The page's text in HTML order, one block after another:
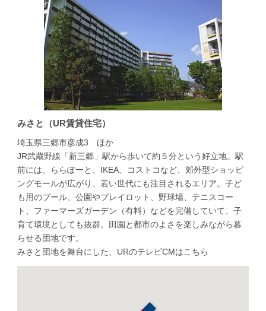
みさと（UR賃貸住宅）
埼玉県三郷市彦成3 ほか
JR武蔵野線「新三郷」駅から歩いて約５分という好立地。駅
前には、ららぽーと、IKEA、コストコなど、郊外型ショッピ
ングモールが広がり、若い世代にも注目されるエリア。子ど
も用のプール、公園やプレイロット、野球場、テニスコー
ト、ファーマーズガーデン（有料）などを完備していて、子
育て環境としても抜群。田園と都市のよさを楽しみながら暮
らせる団地です。
みさと団地を舞台にした、URのテレビCMはこちら